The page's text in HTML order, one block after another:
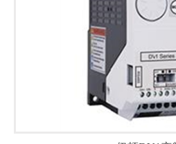
伊顿DV1系列变频器是针对机械